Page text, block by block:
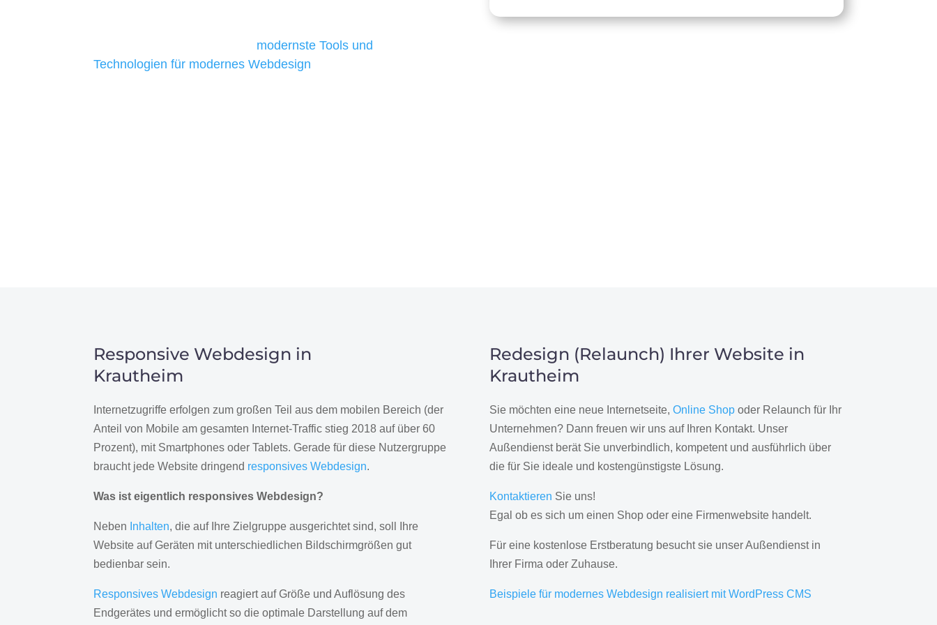
modernste Tools und
Technologien für modernes Webdesign
Responsive Webdesign in
Krautheim
Internetzugriffe erfolgen zum großen Teil aus dem mobilen Bereich (der
Anteil von Mobile am gesamten Internet-Traffic stieg 2018 auf über 60
Prozent), mit Smartphones oder Tablets. Gerade für diese Nutzergruppe
braucht jede Website dringend responsives Webdesign.
Was ist eigentlich responsives Webdesign?
Neben Inhalten, die auf Ihre Zielgruppe ausgerichtet sind, soll Ihre
Website auf Geräten mit unterschiedlichen Bildschirmgrößen gut
bedienbar sein.
Responsives Webdesign reagiert auf Größe und Auflösung des
Endgerätes und ermöglicht so die optimale Darstellung auf dem
Redesign (Relaunch) Ihrer Website in
Krautheim
Sie möchten eine neue Internetseite, Online Shopoder Relaunch für Ihr
Unternehmen? Dann freuen wir uns auf Ihren Kontakt. Unser
Außendienst berät Sie unverbindlich, kompetent und ausführlich über
die für Sie ideale und kostengünstigste Lösung.
Kontaktieren Sie uns!
Egal ob es sich um einen Shop oder eine Firmenwebsite handelt.
Für eine kostenlose Erstberatung besucht sie unser Außendienst in
Ihrer Firma oder Zuhause.
Beispiele für modernes Webdesign realisiert mit WordPress CMS